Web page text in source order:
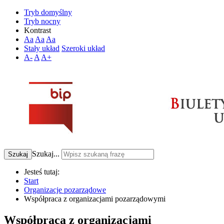
Tryb domyślny
Tryb nocny
Kontrast
Aa Aa Aa
Stały układ Szeroki układ
A- A A+
Szukaj Szukaj...
Jesteś tutaj:
Start
Organizacje pozarządowe
Współpraca z organizacjami pozarządowymi
Współpraca z organizacjami